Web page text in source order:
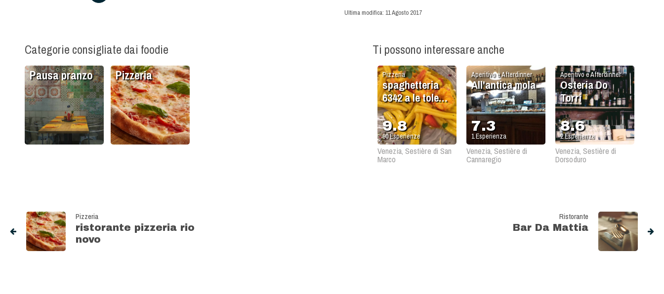
Ultima modifica: 11 Agosto 2017
Categorie consigliate dai foodie
Pausa pranzo Pizzeria
Ti possono interessare anche
Aperitivo e Afterdinner
Osteria Do
Torri
8.6
2Esperienze
Venezia, Sestière di
Dorsoduro
Aperitivo e Afterdinner
All'antica mola
7.3
1Esperienza
Venezia, Sestière di
Cannaregio
Pizzeria
spaghetteria
6342 a le tole
pizzeria
9.8
90Esperienze
Venezia, Sestière di San
Marco
Pizzeria
ristorante pizzeria rio
novo
Ristorante
Bar Da Mattia